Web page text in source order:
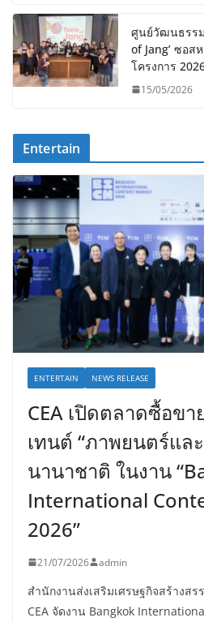
ศูนย์วัฒนธรรม
of Jang’ ซอส
โครงการ
15/05/2026
Entertain
ENTERTAIN NEWS RELEASE
CEA เปิดตลาดซื้อข
เทนต์ “ภาพยนตร์แล
นานาชาติ ในงาน
International
2026”
21/07/2026 admin
สำนักงานส่งเสริมเศรษฐกิจสร้างส
CEA จัดงาน Bangkok